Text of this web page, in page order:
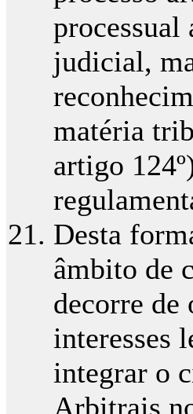
processual
judicial,
matéria
artigo
Desta
âmbito de
decorre de
interesses
integrar o
Arbitrais